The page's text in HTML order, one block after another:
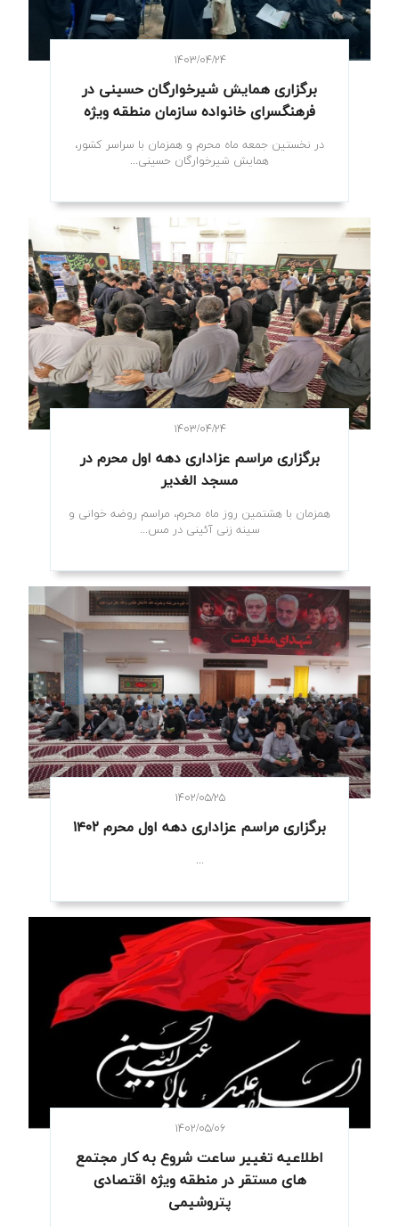
۱۴۰۳/۰۴/۲۴
برگزاری همایش شیرخوارگان حسینی در
فرهنگسرای خانواده سازمان منطقه ویژه
در نخستین جمعه ماه محرم و همزمان با سراسر کشور،
همایش شیرخوارگان حسینی...
۱۴۰۳/۰۴/۲۴
برگزاری مراسم عزاداری دهه اول محرم در
مسجد الغدیر
همزمان با هشتمین روز ماه محرم، مراسم روضه خوانی و
سینه زنی آئینی در مس...
۱۴۰۲/۰۵/۲۵
برگزاری مراسم عزاداری دهه اول محرم ۱۴۰۲
...
۱۴۰۲/۰۵/۰۶
اطلاعیه تغییر ساعت شروع به کار مجتمع
های مستقر در منطقه ویژه اقتصادی
پتروشیمی